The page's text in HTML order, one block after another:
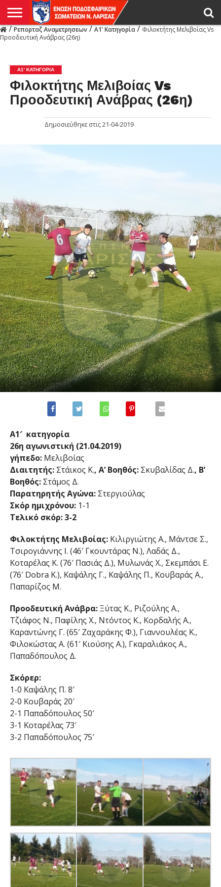
Η
ΕΝΩΣΗ
ΑΓΩΝΙΣΤΙΚΑ
ΜΙΚΤΉ
ΔΙΑΙΤΗΣΙΑ
ΠΡΩΤΑΘΛΗΜΑΤΑ
ΥΠΟΔΟΜΕΣ
ΚΥΠΕΛΛΟ
ΑΜΕΣΑ
LIVE
ΝΕΑ
ΠΡΩΤΑΘΛΗΜΑΤΑ
ΚΥΠΕΛΛΟ
ΥΠΟΔΟΜΕΣ
ΠΕΙΘΑΡΧΙΚΟ
ΜΙΚΤΗ
ΠΑΡΑΤΗΡΗΤΕΣ
ΠΡΟΠΟΝΗΤΕΣ
ΔΙΑΙΤΗΤΕΣ
VIDEO
ΓΕΝΙΚΑ
ΑΦΙΕΡΩΜΑΤΑ
ΕΚΔΗΛΩΣΕΙΣ
ΕΠΙΚΟΙΝΩΝΙΑ
/Ρεπορταζ Αναμετρησεων/Α1' Κατηγορία/Φιλοκτήτης Μελιβοίας Vs
Προοδευτική Ανάβρας (26η)
Α1' ΚΑΤΗΓΟΡΊΑ
Φιλοκτήτης Μελιβοίας Vs
Προοδευτική Ανάβρας (26η)
Δημοσιεύθηκε στις21-04-2019
Α1′ κατηγορία
26η αγωνιστική (21.04.2019)
γήπεδο: Μελιβοίας
Διαιτητής: Στάικος Κ., Α’ Βοηθός: Σκυβαλίδας Δ., Β’
Βοηθός: Στάμος Δ.
Παρατηρητής Αγώνα: Στεργιούλας
Σκόρ ημιχρόνου: 1-1
Τελικό σκόρ: 3-2
Φιλοκτήτης Μελιβοίας:Κιλιργιώτης Α., Μάντσε Σ.,
Τσιρογιάννης Ι. (46′ Γκουντάρας Ν.), Λαδάς Δ.,
Κοταρέλας Κ. (76′ Πασιάς Δ.), Μυλωνάς Χ., Σκεμπάσι Ε.
(76′ Dobra K.), Καψάλης Γ., Καψάλης Π., Κουβαράς Α.,
Παπαρίζος Μ.
Προοδευτική Ανάβρα:Ξύτας Κ., Ριζούλης Α.,
Τζιάφος Ν., Παφίλης Χ., Ντόντος Κ., Κορδαλής Α.,
Καραντώνης Γ. (65′ Ζαχαράκης Φ.), Γιαννουλέας Κ.,
Φιλοκώστας Α. (61′ Κιούσης Α.), Γκαραλιάκος Α.,
Παπαδόπουλος Δ.
Σκόρερ:
1-0 Καψάλης Π. 8′
2-0 Κουβαράς 20′
2-1 Παπαδόπουλος 50′
3-1 Κοταρέλας 73′
3-2 Παπαδόπουλος 75′